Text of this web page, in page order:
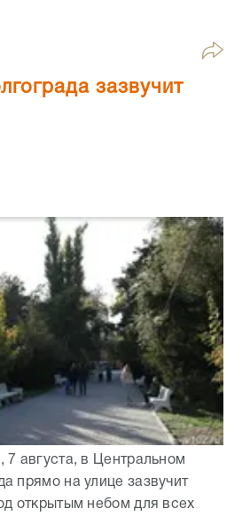
зазвучит
7 августа, в Центральном
прямо на улице зазвучит
открытым небом для всех